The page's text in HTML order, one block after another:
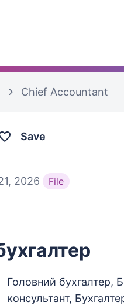
Chief Accountant
Save
2026 File
Головний бухгалтер,
консультант,